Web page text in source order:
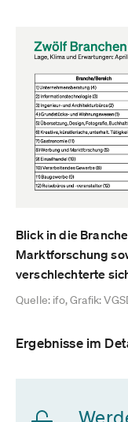
Blick in die
Marktforschung
verschlechterte
Quelle: ifo, Grafik:
Ergebnisse im